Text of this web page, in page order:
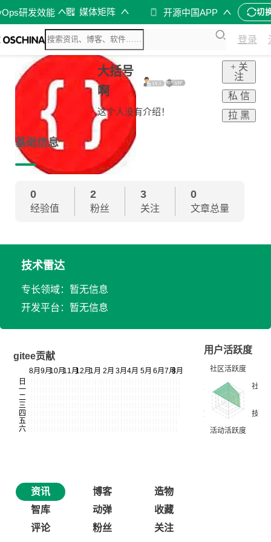
研发效能 媒体矩阵 开源中国APP 切
登录
大括号
啊
这个人没有介绍！
+ 关
注
私 信
拉 黑
基础信息
0
经验值
2
粉丝
3
关注
0
文章总量
技术雷达
专长领域：暂无信息
开发平台：暂无信息
gitee贡献
用户活跃度
资讯 博客
造物
智库
动弹
收藏
评论
粉丝 关注